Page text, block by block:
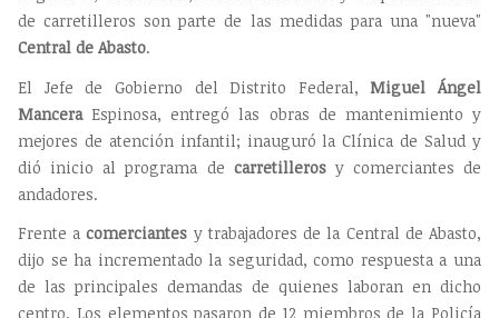
de carretilleros son parte de las medidas para una "nueva"
Central de Abasto.
El Jefe de Gobierno del Distrito Federal, Miguel Ángel
ManceraEspinosa, entregó las obras de mantenimiento y
mejores de atención infantil; inauguró la Clínica de Salud y
dió inicio al programa de carretillerosy comerciantes de
andadores.
Frente acomerciantes y trabajadores de la Central de Abasto,
dijo se ha incrementado la seguridad, como respuesta a una
de las principales demandas de quienes laboran en dicho
centro. Los elementos pasaron de 12 miembros de la Policía